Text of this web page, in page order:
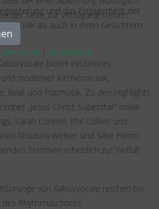
und das Engagement der
Musik als auch in ihren Gesichtern
bietet ein breites
moderner Kirchenmusik,
Beat und Popmusik. Zu den Highlights
„Jesus Christ Superstar“ sowie
Sarah Connor, Phil Collins und
Rhodora Welker und Silke Flimm
Stimmen erheblich zur Vielfalt
von KakusVocale reichen bis
Rhythmuschores
der Seite zur Verfügung stehen.
| Impressum